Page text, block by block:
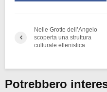
Nelle Grotte dell’Angelo
scoperta una struttura
culturale ellenistica
Potrebbero